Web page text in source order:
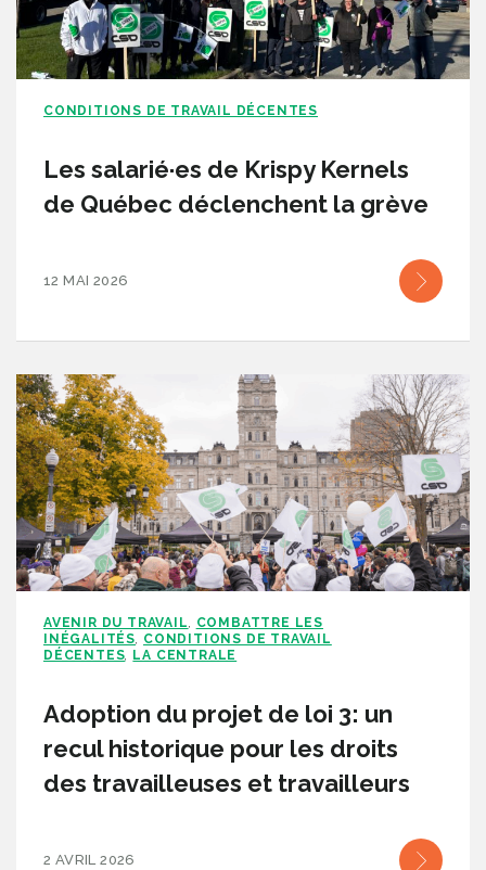
CONDITIONS DE TRAVAIL DÉCENTES
Les salarié·es de Krispy Kernels
de Québec déclenchent la grève
12 MAI 2026
AVENIR DU TRAVAIL
COMBATTRE LES
INÉGALITÉS CONDITIONS DE TRAVAIL
DÉCENTES
LA CENTRALE
Adoption du projet de loi 3: un
recul historique pour les droits
des travailleuses et travailleurs
2 AVRIL 2026